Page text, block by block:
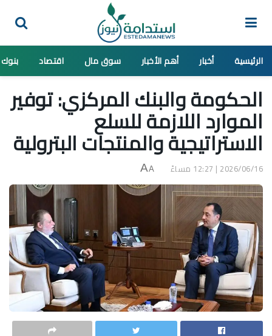
الرئيسية أخبار أهم الأخبار سوق مال اقتصاد بنوك
الحكومة والبنك المركزي: توفير
الموارد اللازمة للسلع
الاستراتيجية والمنتجات البترولية
2026/06/16 | 12:27 مساءً A
A